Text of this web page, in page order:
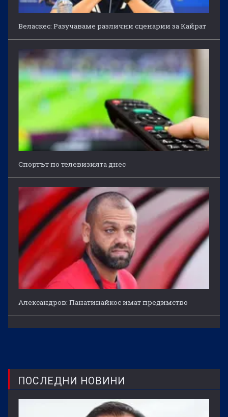
Веласкес: Разучаваме различни сценарии за Кайрат
Спортът по телевизията днес
Александров: Панатинайкос имат предимство
ПОСЛЕДНИ НОВИНИ